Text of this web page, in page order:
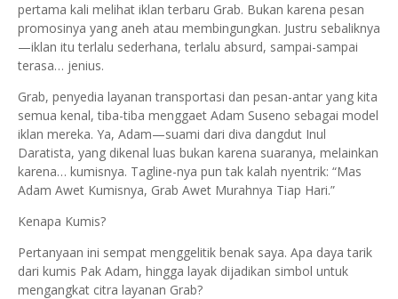
pertama kali melihat iklan terbaru Grab. Bukan karena pesan
promosinya yang aneh atau membingungkan. Justru sebaliknya
—iklan itu terlalu sederhana, terlalu absurd, sampai-sampai
terasa… jenius.
Grab, penyedia layanan transportasi dan pesan-antar yang kita
semua kenal, tiba-tiba menggaet Adam Suseno sebagai model
iklan mereka. Ya, Adam—suami dari diva dangdut Inul
Daratista, yang dikenal luas bukan karena suaranya, melainkan
karena… kumisnya. Tagline-nya pun tak kalah nyentrik: “Mas
Adam Awet Kumisnya, Grab Awet Murahnya Tiap Hari.”
Kenapa Kumis?
Pertanyaan ini sempat menggelitik benak saya. Apa daya tarik
dari kumis Pak Adam, hingga layak dijadikan simbol untuk
mengangkat citra layanan Grab?